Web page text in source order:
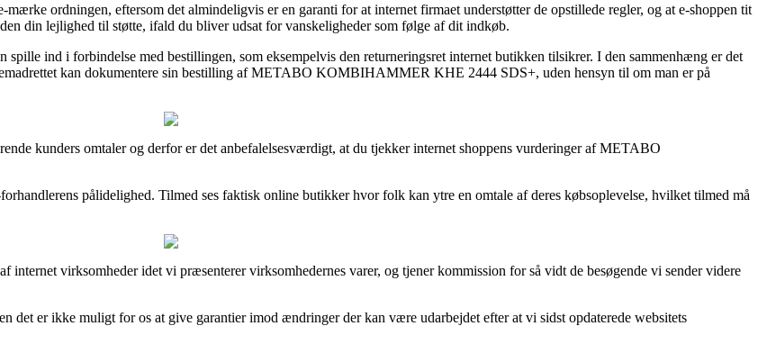
ordningen, eftersom det almindeligvis er en garanti for at internet firmaet understøtter de opstillede regler, og at e-shoppen tit
din lejlighed til støtte, ifald du bliver udsat for vanskeligheder som følge af dit indkøb.
ind i forbindelse med bestillingen, som eksempelvis den returneringsret internet butikken tilsikrer. I den sammenhæng er det
kan dokumentere sin bestilling af METABO KOMBIHAMMER KHE 2444 SDS+, uden hensyn til om man er på
kunders omtaler og derfor er det anbefalelsesværdigt, at du tjekker internet shoppens vurderinger af METABO
pålidelighed. Tilmed ses faktisk online butikker hvor folk kan ytre en omtale af deres købsoplevelse, hvilket tilmed må
internet virksomheder idet vi præsenterer virksomhedernes varer, og tjener kommission for så vidt de besøgende vi sender videre
det er ikke muligt for os at give garantier imod ændringer der kan være udarbejdet efter at vi sidst opdaterede websitets